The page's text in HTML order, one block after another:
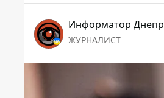
Информатор Днепр
ЖУРНАЛИСТ